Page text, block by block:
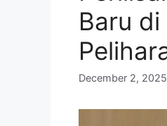
Baru
December 2, 2025